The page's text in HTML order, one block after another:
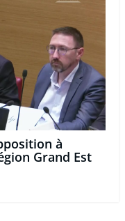
à
Grand Est